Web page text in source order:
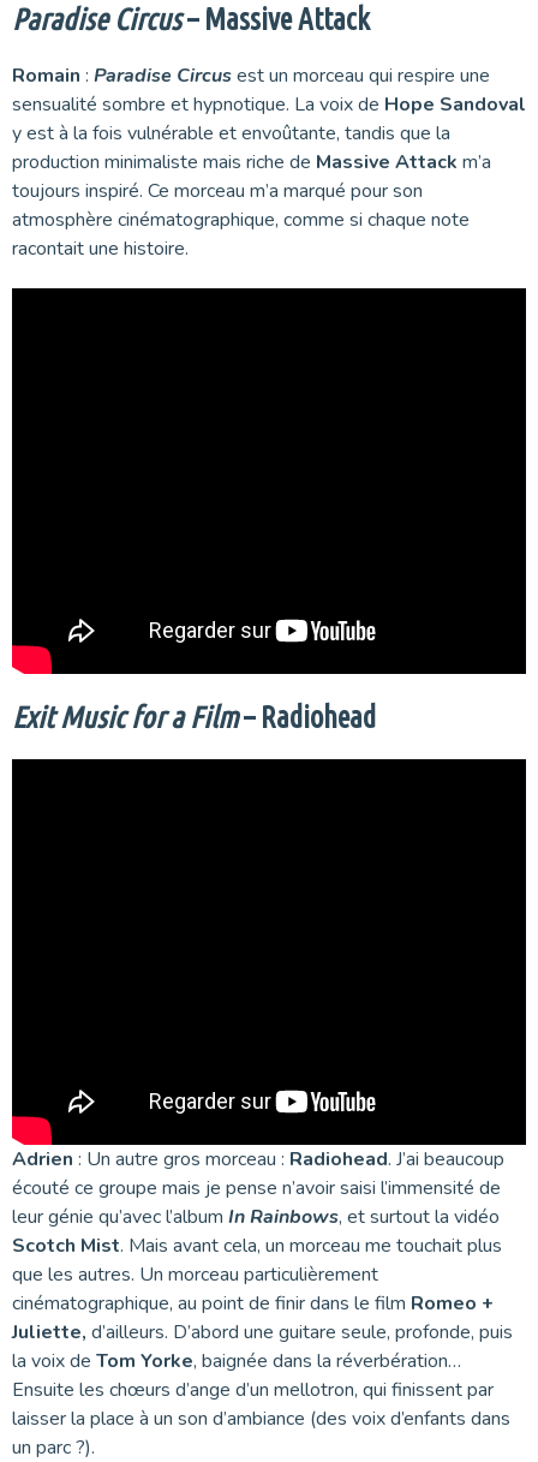
Paradise Circus– Massive Attack
Romain : Paradise Circusest un morceau qui respire une
sensualité sombre et hypnotique. La voix de Hope Sandoval
y est à la fois vulnérable et envoûtante, tandis que la
production minimaliste mais riche de Massive Attack m’a
toujours inspiré. Ce morceau m’a marqué pour son
atmosphère cinématographique, comme si chaque note
racontait une histoire.
Exit Music for a Film– Radiohead
Adrien : Un autre gros morceau : Radiohead. J’ai beaucoup
écouté ce groupe mais je pense n’avoir saisi l’immensité de
leur génie qu’avec l’album In Rainbows, et surtout la vidéo
Scotch Mist. Mais avant cela, un morceau me touchait plus
que les autres. Un morceau particulièrement
cinématographique, au point de finir dans le film Romeo +
Juliette, d’ailleurs. D’abord une guitare seule, profonde, puis
la voix de Tom Yorke, baignée dans la réverbération…
Ensuite les chœurs d’ange d’un mellotron, qui finissent par
laisser la place à un son d’ambiance (des voix d’enfants dans
un parc ?).